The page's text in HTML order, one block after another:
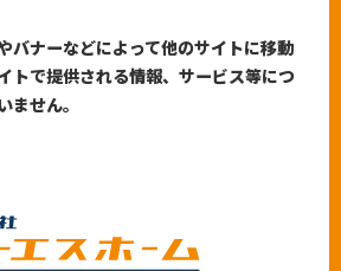
バナーなどによって他のサイトに移動
トで提供される情報、サービス等につ
ません。